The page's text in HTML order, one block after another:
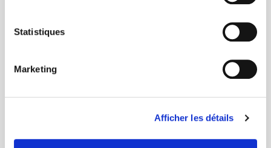
Statistiques
Marketing
Afficher les détails